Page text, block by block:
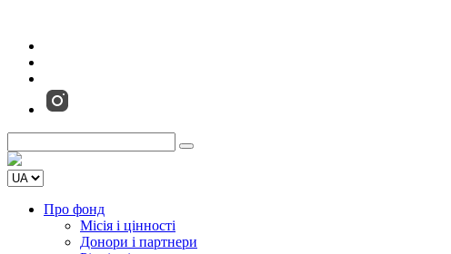
Про фонд
Місія і цінності
Донори і партнери